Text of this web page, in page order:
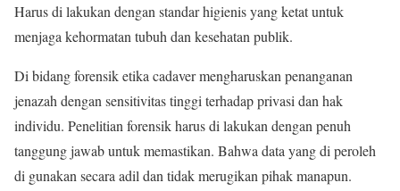
Harus di lakukan dengan standar higienis yang ketat untuk
menjaga kehormatan tubuh dan kesehatan publik.
Di bidang forensik etika cadaver mengharuskan penanganan
jenazah dengan sensitivitas tinggi terhadap privasi dan hak
individu. Penelitian forensik harus di lakukan dengan penuh
tanggung jawab untuk memastikan. Bahwa data yang di peroleh
di gunakan secara adil dan tidak merugikan pihak manapun.